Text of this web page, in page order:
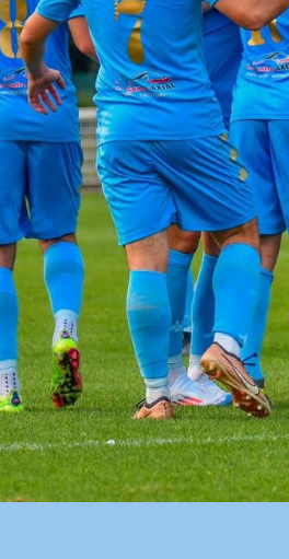
3
4
5
6
70